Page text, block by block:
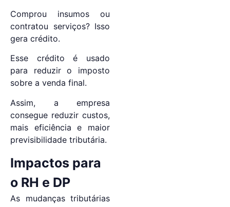
Comprou insumos ou
contratou serviços? Isso
gera crédito.
Esse crédito é usado
para reduzir o imposto
sobre a venda final.
Assim, a empresa
consegue reduzir custos,
mais eficiência e maior
previsibilidade tributária.
Impactos para
o RH e DP
As mudanças tributárias